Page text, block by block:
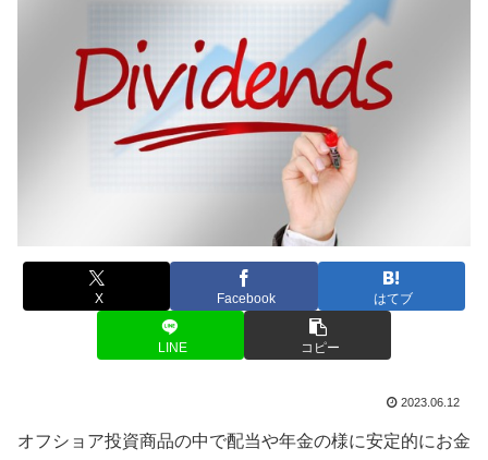
X Facebook はてブ
LINE コピー
2023.06.12
オフショア投資商品の中で配当や年金の様に安定的にお金